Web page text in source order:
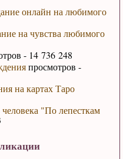
онлайн на любимого
на чувства любимого
- 14 736 248
просмотров -
на картах Таро
"По лепесткам